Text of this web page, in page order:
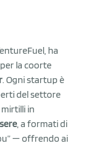
ha
per la coorte
. Ogni startup è
del settore
in
, a formati di
— offrendo ai